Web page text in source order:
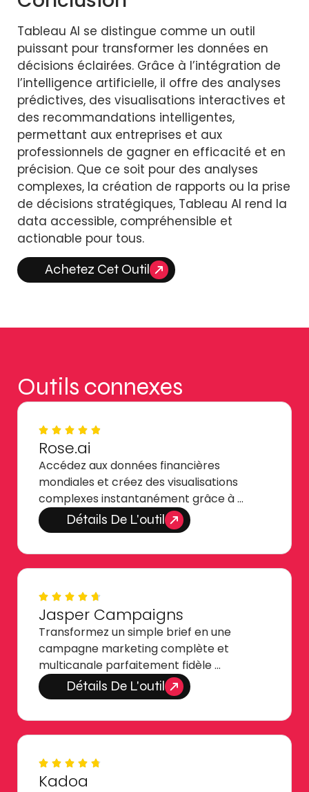
Tableau AI se distingue comme un outil
puissant pour transformer les données en
décisions éclairées. Grâce à l’intégration de
l’intelligence artificielle, il offre des analyses
prédictives, des visualisations interactives et
des recommandations intelligentes,
permettant aux entreprises et aux
professionnels de gagner en efficacité et en
précision. Que ce soit pour des analyses
complexes, la création de rapports ou la prise
de décisions stratégiques, Tableau AI rend la
data accessible, compréhensible et
actionable pour tous.
Achetez Cet Outil
Outils connexes
Rose.ai
Accédez aux données financières
mondiales et créez des visualisations
complexes instantanément grâce à …
Détails De L'outil
Jasper Campaigns
Transformez un simple brief en une
campagne marketing complète et
multicanale parfaitement fidèle …
Détails De L'outil
Kadoa